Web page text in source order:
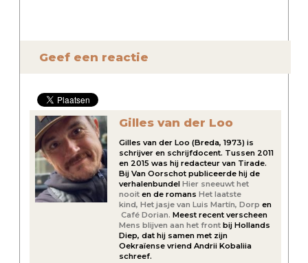
Geef een reactie
Gilles van der Loo
Gilles van der Loo (Breda, 1973) is
schrijver en schrijfdocent. Tussen 2011
en 2015 was hij redacteur van Tirade.
Bij Van Oorschot publiceerde hij de
verhalenbundelHier sneeuwt het
nooit en de romansHet laatste
kind, Het jasje van Luis Martín, Dorp en
Café Dorian. Meest recent verscheen
Mens blijven aan het front bij Hollands
Diep, dat hij samen met zijn
Oekraïense vriend Andrii Kobaliia
schreef.